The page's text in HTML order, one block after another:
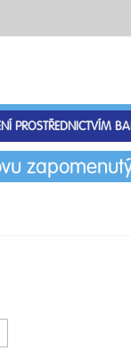
PROSTŘEDNICTVÍM